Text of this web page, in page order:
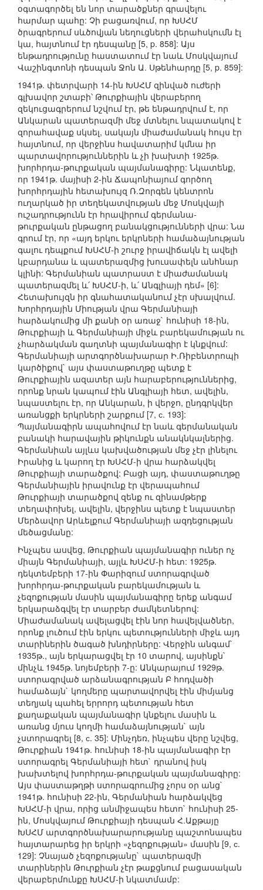
օգտագործել են նոր տարածքներ գրավելու
հարմար պահը: Չի բացառվում, որ ԽՍՀՄ
ծրագրերում սևծովյան նեղուցների վերահսկումն էլ
կա, հայտնում էր դեսպանը [5, p. 858]: Այս
ենթադրությունը հաստատում էր նաև Մոսկվայում
Վաշինգտոնի դեսպան Ջոն Ա. Սթենհարդը [5, p. 859]:
1941թ. փետրվարի 14-ին ԽՍՀՄ զինված ուժերի
գլխավոր շտաբի՝ Թուրքիային վերաբերող
զեկուցագրերում նշվում էր, թե ենթադրվում է, որ
Անկարան պատերազմի մեջ մտնելու նպատակով է
զորահավաք սկսել, սակայն միաժամանակ հույս էր
հայտնում, որ վերջինս հավատարիմ կմնա իր
պարտավորություններին և չի խախտի 1925թ.
խորհրդա-թուրքական պայմանագիրը: Նկատենք,
որ 1941թ. մայիսի 2-ին Ճապոնիայում գործող
խորհրդային հետախույզ Ռ.Զորգեն կենտրոն
ուղարկած իր տեղեկատվության մեջ Մոսկվայի
ուշադրությունն էր հրավիրում գերմանա-
թուրքական ընթացող բանակցությունների վրա: Նա
գրում էր, որ «այդ երկու երկրների համաձայնության
գալու դեպքում ԽՍՀՄ-ի շուրջ իրավիճակն էլ ավելի
կբարդանա և պատերազմից խուսափելն անհնար
կլինի: Գերմանիան պատրաստ է միաժամանակ
պատերազմել և՛ ԽՍՀՄ-ի, և՛ Անգլիայի դեմ» [6]:
Հետախույզն իր գնահատականում չէր սխալվում.
Խորհրդային Միության վրա Գերմանիայի
հարձակումից մի քանի օր առաջ` հունիսի 18-ին,
Թուրքիայի և Գերմանիայի միջև բարեկամության ու
չհարձակման գաղտնի պայմանագիր է կնքվում:
Գերմանիայի արտգործնախարար Ի.Ռիբենտրոպի
կարծիքով` այս փաստաթուղթը պետք է
Թուրքիային ազատեր այն հարաբերություններից,
որոնք նրան կապում էին Անգլիայի հետ, ավելին,
նպաստելու էր, որ Անկարան, ի վերջո, ընդգրկվեր
առանցքի երկրների շարքում [7, с. 193]:
Պայմանագիրն ապահովում էր նաև գերմանական
բանակի հարավային թիկունքն անակնկալներից.
Գերմանիան այլևս կախվածության մեջ չէր լինելու
Իրանից և կարող էր ԽՍՀՄ-ի վրա հարձակվել
Թուրքիայի տարածքով: Բացի այդ, փաստաթուղթը
Գերմանիային իրավունք էր վերապահում
Թուրքիայի տարածքով զենք ու զինամթերք
տեղափոխել, ավելին, վերջինս պետք է նպաստեր
Մերձավոր Արևելքում Գերմանիայի ազդեցության
մեծացմանը:
Ինչպես ասվեց, Թուրքիան պայմանագիր ուներ ոչ
միայն Գերմանիայի, այլև ԽՍՀՄ-ի հետ: 1925թ.
դեկտեմբերի 17-ին Փարիզում ստորագրված
խորհրդա-թուրքական բարեկամության և
չեզոքության մասին պայմանագիրը երեք անգամ
երկարաձգվել էր տարբեր ժամկետներով:
Միաժամանակ ավելացվել էին նոր հավելվածներ,
որոնք լուծում էին երկու պետությունների միջև այդ
տարիներին ծագած խնդիրները: Վերջին անգամ`
1935թ., այն երկարացվել էր 10 տարով, այսինքն`
մինչև 1945թ. նոյեմբերի 7-ը: Անկարայում 1929թ.
ստորագրված արձանագրության Բ հոդվածի
համաձայն` կողմերը պարտավորվել էին միմյանց
տեղյակ պահել երրորդ պետության հետ
քաղաքական պայմանագիր կնքելու մասին և
առանց մյուս կողմի համաձայնության` այն
չստորագրել [8, с. 35]: Մինչդեռ, ինչպես վերը նշվեց,
Թուրքիան 1941թ. հունիսի 18-ին պայմանագիր էր
ստորագրել Գերմանիայի հետ` դրանով իսկ
խախտելով խորհրդա-թուրքական պայմանագիրը:
Այս փաստաթղթի ստորագրումից չորս օր անց`
1941թ. հունիսի 22-ին, Գերմանիան հարձակվեց
ԽՍՀՄ-ի վրա, որից անմիջապես հետո` հունիսի 25-
ին, Մոսկվայում Թուրքիայի դեսպան Հ.Աքթայը
ԽՍՀՄ արտգործնախարարությանը պաշտոնապես
հայտարարեց իր երկրի «չեզոքության» մասին [9, с.
129]: Չնայած չեզոքությանը` պատերազմի
տարիներին Թուրքիան չէր թաքցնում բացասական
վերաբերմունքը ԽՍՀՄ-ի նկատմամբ: